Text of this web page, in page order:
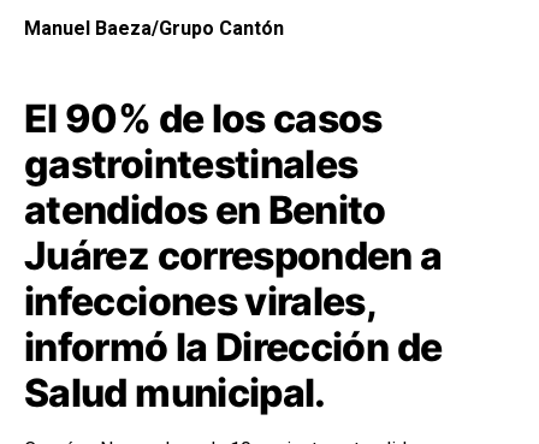
Manuel Baeza/Grupo Cantón
El 90% de los casos
gastrointestinales
atendidos en Benito
Juárez corresponden a
infecciones virales,
informó la Dirección de
Salud municipal.